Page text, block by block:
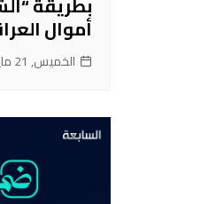
أموال
الخميس, 21 مايو 2026, 23:15